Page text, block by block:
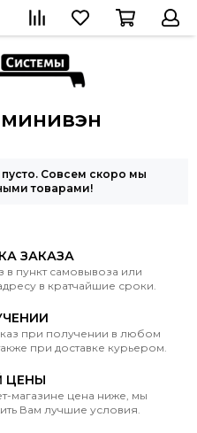
минивэн
Совсем скоро мы
товарами!
ЗАКАЗА
в пункт самовывоза или
в кратчайшие сроки.
при получении в любом
при доставке курьером.
ЦЕНЫ
магазине цена ниже, мы
Вам лучшие условия.